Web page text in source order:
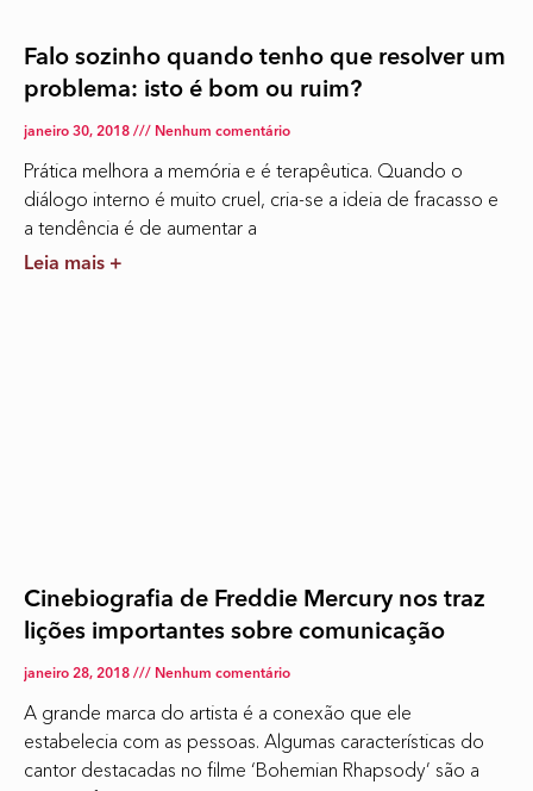
Falo sozinho quando tenho que resolver um
problema: isto é bom ou ruim?
janeiro 30, 2018 Nenhum comentário
Prática melhora a memória e é terapêutica. Quando o
diálogo interno é muito cruel, cria-se a ideia de fracasso e
a tendência é de aumentar a
Leia mais +
Cinebiografia de Freddie Mercury nos traz
lições importantes sobre comunicação
janeiro 28, 2018 Nenhum comentário
A grande marca do artista é a conexão que ele
estabelecia com as pessoas. Algumas características do
cantor destacadas no filme ‘Bohemian Rhapsody’ são a